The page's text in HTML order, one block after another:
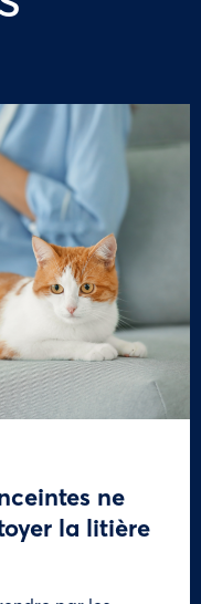
ne
la litière